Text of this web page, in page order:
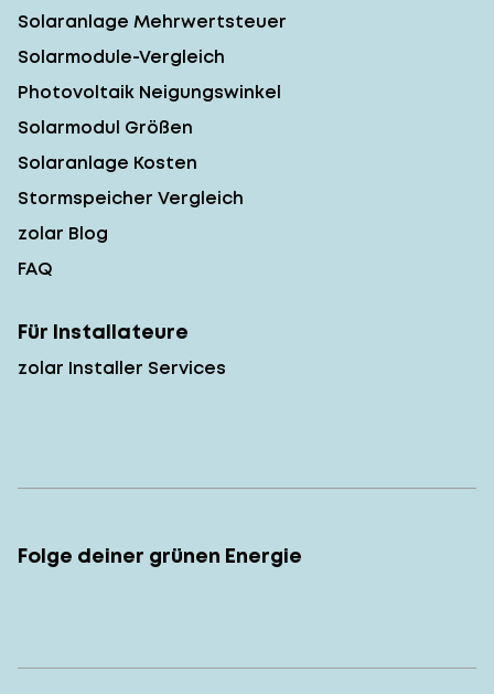
Solaranlage Mehrwertsteuer
Solarmodule-Vergleich
Photovoltaik Neigungswinkel
Solarmodul Größen
Solaranlage Kosten
Stormspeicher Vergleich
zolar Blog
FAQ
Für Installateure
zolar Installer Services
Folge deiner grünen Energie